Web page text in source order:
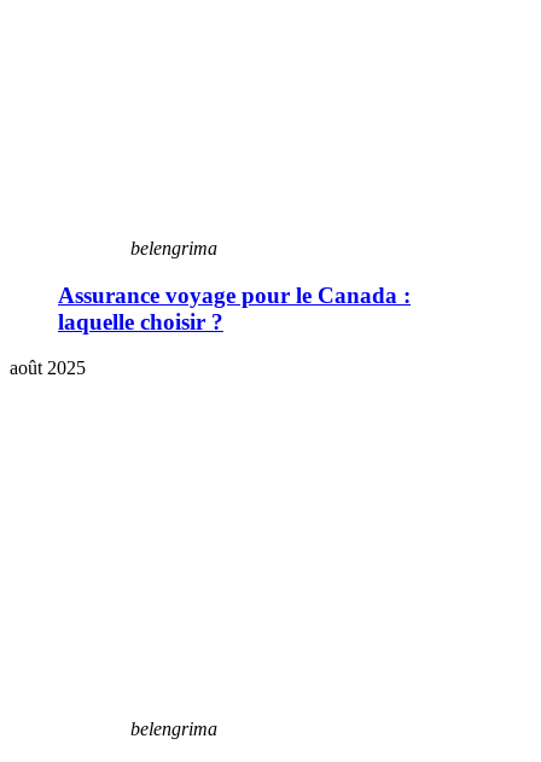
belengrima
Assurance voyage pour le Canada :
laquelle choisir ?
août 2025
belengrima